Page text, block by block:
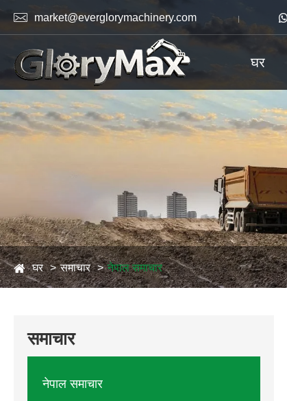
 market@everglorymachinery.com
घर
घर समाचार नेपाल समाचार
समाचार
नेपाल समाचार